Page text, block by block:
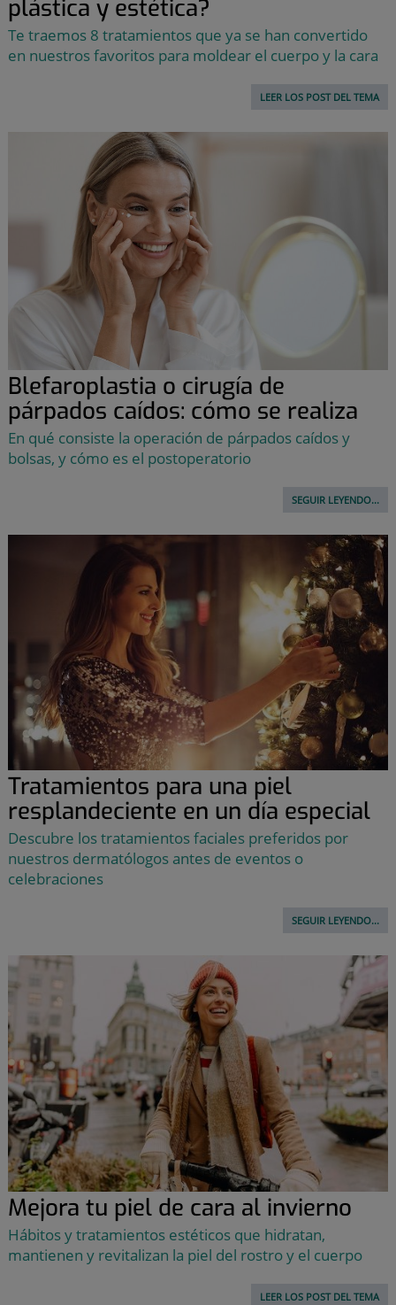
plástica y estética?
Te traemos 8 tratamientos que ya se han convertido
en nuestros favoritos para moldear el cuerpo y la cara
LEER LOS POST DEL TEMA
Blefaroplastia o cirugía de
párpados caídos: cómo se realiza
En qué consiste la operación de párpados caídos y
bolsas, y cómo es el postoperatorio
SEGUIR LEYENDO...
Tratamientos para una piel
resplandeciente en un día especial
Descubre los tratamientos faciales preferidos por
nuestros dermatólogos antes de eventos o
celebraciones
SEGUIR LEYENDO...
Mejora tu piel de cara al invierno
Hábitos y tratamientos estéticos que hidratan,
mantienen y revitalizan la piel del rostro y el cuerpo
LEER LOS POST DEL TEMA